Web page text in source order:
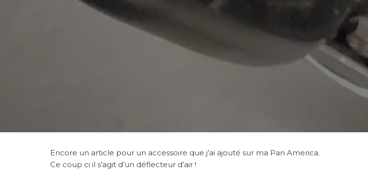
Encore un article pour un accessoire que j’ai ajouté sur ma Pan America.
Ce coup ci il s’agit d’un déflecteur d’air !